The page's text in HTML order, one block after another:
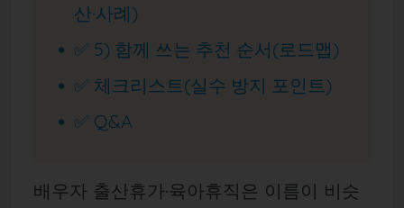
산·사례)
✅ 5) 함께 쓰는 추천 순서(로드맵)
✅ 체크리스트(실수 방지 포인트)
✅ Q&A
배우자 출산휴가·육아휴직은 이름이 비슷